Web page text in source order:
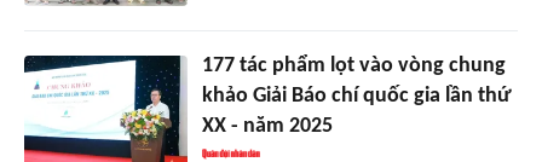
177 tác phẩm lọt vào vòng chung
khảo Giải Báo chí quốc gia lần thứ
XX - năm 2025